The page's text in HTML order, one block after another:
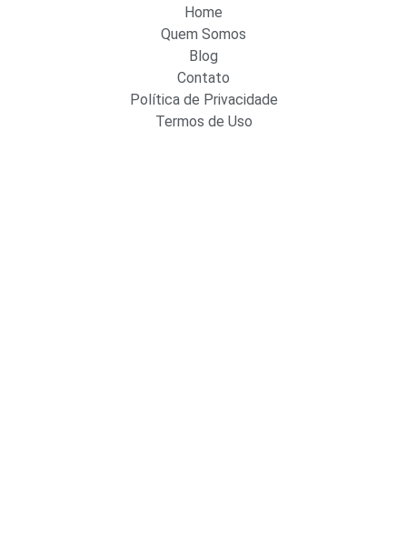
Home
Quem Somos
Blog
Contato
Política de Privacidade
Termos de Uso